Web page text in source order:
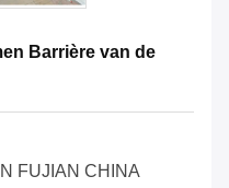
Barrière van de
FUJIAN CHINA